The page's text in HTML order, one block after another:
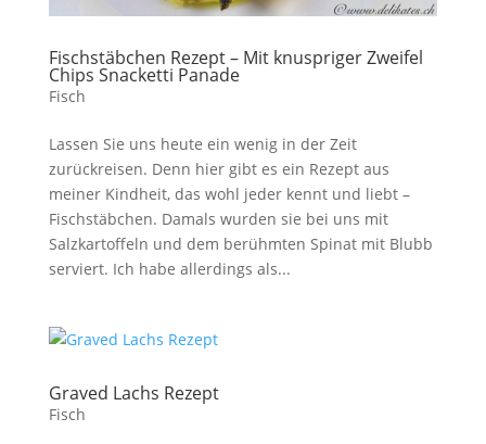
Fischstäbchen Rezept – Mit knuspriger Zweifel
Chips Snacketti Panade
Fisch
Lassen Sie uns heute ein wenig in der Zeit
zurückreisen. Denn hier gibt es ein Rezept aus
meiner Kindheit, das wohl jeder kennt und liebt –
Fischstäbchen. Damals wurden sie bei uns mit
Salzkartoffeln und dem berühmten Spinat mit Blubb
serviert. Ich habe allerdings als...
Graved Lachs Rezept
Fisch